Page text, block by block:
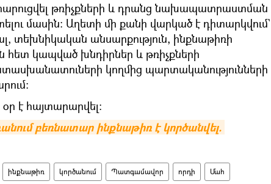
թռիչքների և դրանց նախապատրաստման
մասին։ Աղետի մի քանի վարկած է դիտարկվում`
տեխնիկական անսարքություն, ինքնաթիռի
կապված խնդիրներ և թռիչքների
կողմից պարտականությունների
է հայտարարվել։
բեռնատար ինքնաթիռ է կործանվել.
ինքնաթիռ կործանում Պատգամավոր որդի Մահ